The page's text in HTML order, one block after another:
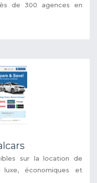
de 300 agences en
sur la location de
économiques et